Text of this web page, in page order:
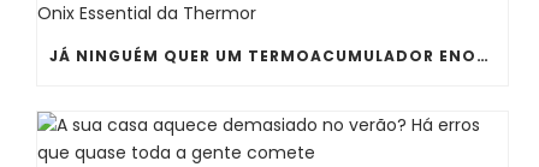
JÁ NINGUÉM QUER UM TERMOACUMULADOR ENORME À VISTA NA COZINHA OU NA LAVANDARIA. CONHEÇA O NOVO ONIX ESSENTIAL DA THERMOR